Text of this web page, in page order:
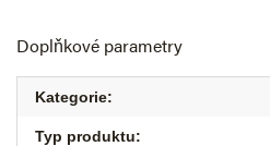
Doplňkové parametry
Kategorie:
Typ produktu: